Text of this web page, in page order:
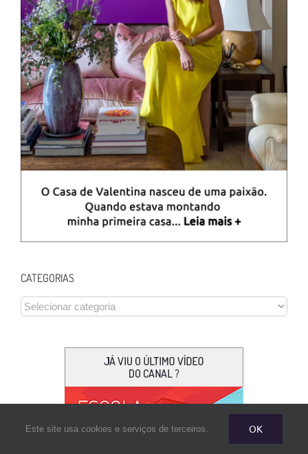
CATEGORIAS
CATEGORIAS
Este site usa cookies e serviços de terceiros. OK